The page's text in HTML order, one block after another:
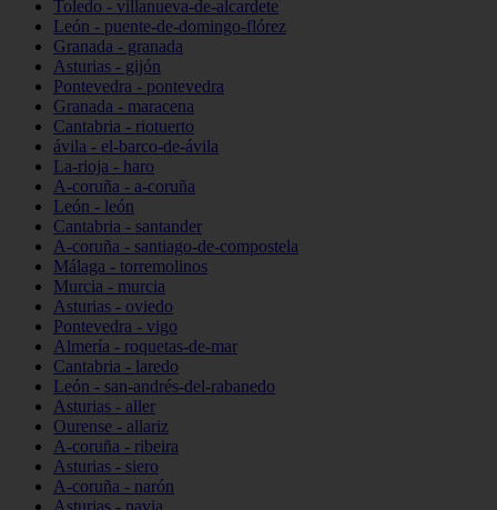
Toledo - villanueva-de-alcardete
León - puente-de-domingo-flórez
Granada - granada
Asturias - gijón
Pontevedra - pontevedra
Granada - maracena
Cantabria - riotuerto
ávila - el-barco-de-ávila
La-rioja - haro
A-coruña - a-coruña
León - león
Cantabria - santander
A-coruña - santiago-de-compostela
Málaga - torremolinos
Murcia - murcia
Asturias - oviedo
Pontevedra - vigo
Almería - roquetas-de-mar
Cantabria - laredo
León - san-andrés-del-rabanedo
Asturias - aller
Ourense - allariz
A-coruña - ribeira
Asturias - siero
A-coruña - narón
Asturias - navia